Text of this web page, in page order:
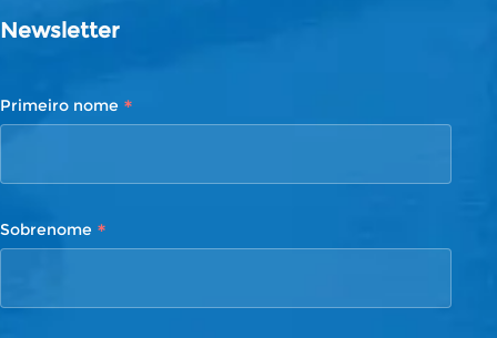
Newsletter
Primeiro nome *
Sobrenome *